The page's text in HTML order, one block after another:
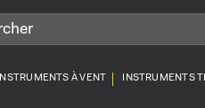
INSTRUMENTS À VENT INSTRUMENTS